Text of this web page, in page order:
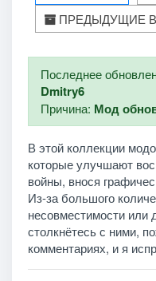
ПРЕДЫДУЩИЕ
Последнее
Dmitry6
Причина: Мод
В этой коллекции
которые улучшают
войны, внося
Из-за большого
несовместимости или
столкнётесь с ними,
комментариях, и я